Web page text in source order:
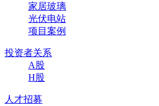
家居玻璃
光伏电站
项目案例
投资者关系
A股
H股
人才招募